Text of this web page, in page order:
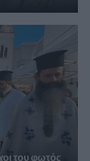
του φωτός